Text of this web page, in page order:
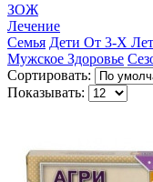
ЗОЖ
Лечение
Семья Дети От 3-Х Лет
Мужское Здоровье
Сортировать:
Показывать: